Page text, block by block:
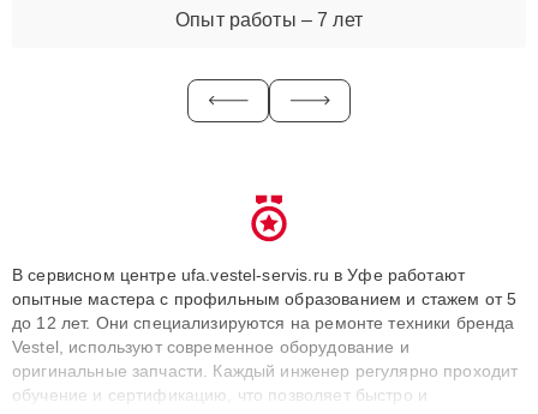
Опыт работы – 7 лет
В сервисном центре ufa.vestel-servis.ru в Уфе работают
опытные мастера с профильным образованием и стажем от 5
до 12 лет. Они специализируются на ремонте техники бренда
Vestel, используют современное оборудование и
оригинальные запчасти. Каждый инженер регулярно проходит
обучение и сертификацию, что позволяет быстро и